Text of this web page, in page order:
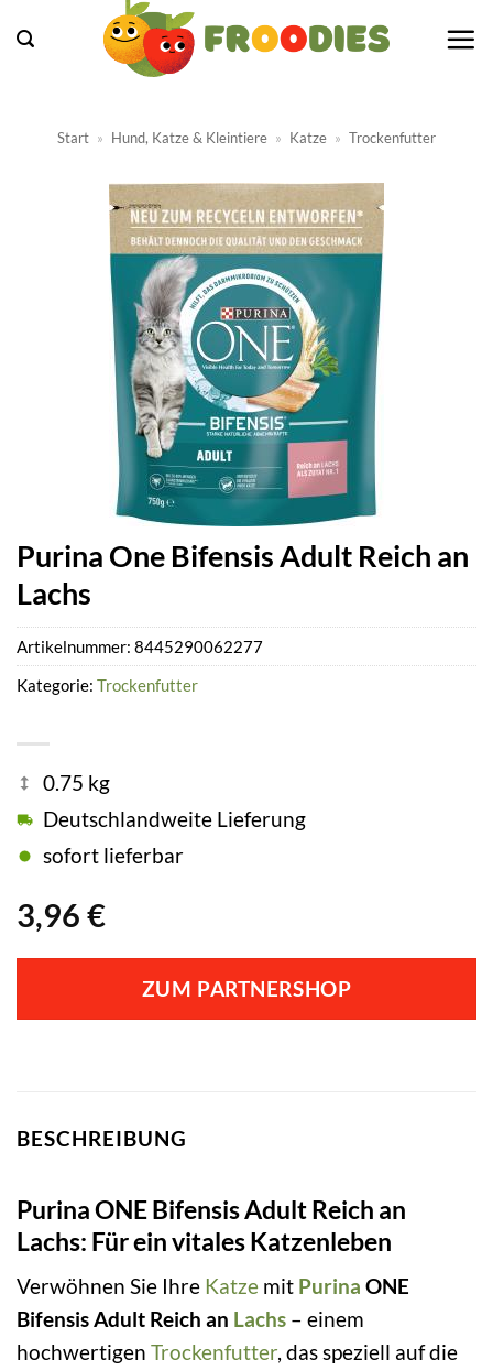
Inhalt
Start » Hund, Katze & Kleintiere » Katze » Trockenfutter
Purina One Bifensis Adult Reich an
Lachs
3,96 €
0.75 kg
Deutschlandweite Lieferung
sofort lieferbar
ZUM PARTNERSHOP
Artikelnummer: 8445290062277
Kategorie: Trockenfutter
BESCHREIBUNG
Purina ONE Bifensis Adult Reich an
Lachs: Für ein vitales Katzenleben
Verwöhnen Sie Ihre Katze mit Purina ONE
Bifensis Adult Reich an Lachs – einem
hochwertigen Trockenfutter, das speziell auf die